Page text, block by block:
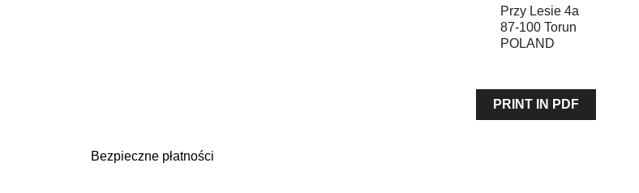
Przy Lesie 4a
87-100 Torun
POLAND
PRINT IN PDF
Bezpieczne płatności